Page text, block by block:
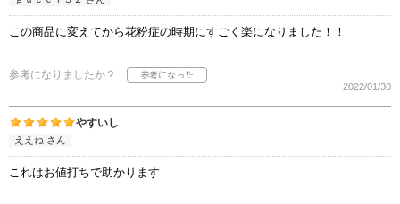
この商品に変えてから花粉症の時期にすごく楽になりました！！
参考になりましたか？
2022/01/30
やすいし
ええね さん
これはお値打ちで助かります